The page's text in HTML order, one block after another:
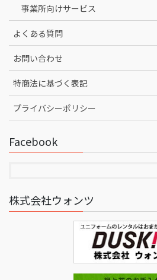
事業所向けサービス
よくある質問
お問い合わせ
特商法に基づく表記
プライバシーポリシー
Facebook
株式会社ウォンツ